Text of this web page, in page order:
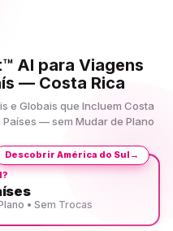
AI para Viagens
— Costa Rica
e Globais que Incluem Costa
Países — sem Mudar de Plano
• Sem Trocas
Descobrir América do Sul →